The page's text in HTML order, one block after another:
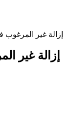
إزالة غير
إزالة غير